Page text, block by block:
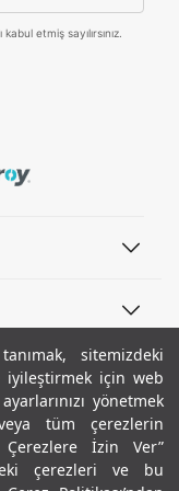
sitemizdeki
iyileştirmek için web
yönetmek
tüm çerezlerin
İzin Ver”
çerezleri ve bu
kabul etmiş sayılırsınız.